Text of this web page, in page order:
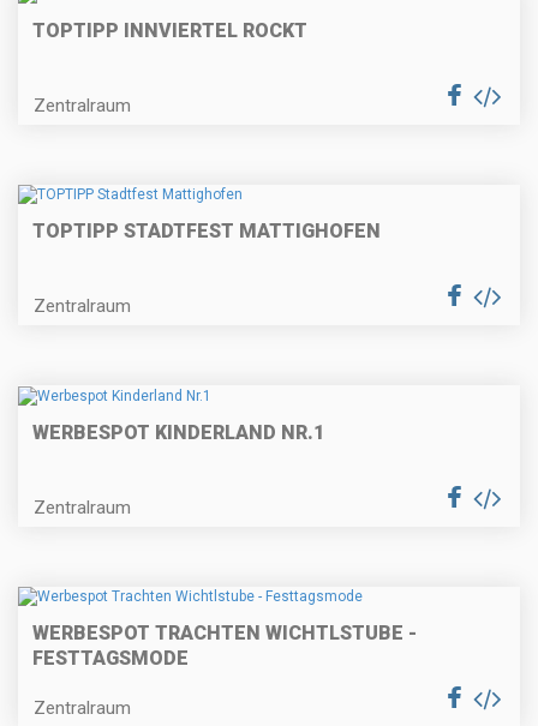
TOPTIPP INNVIERTEL ROCKT
Zentralraum
TOPTIPP STADTFEST MATTIGHOFEN
Zentralraum
WERBESPOT KINDERLAND NR.1
Zentralraum
WERBESPOT TRACHTEN WICHTLSTUBE -
FESTTAGSMODE
Zentralraum